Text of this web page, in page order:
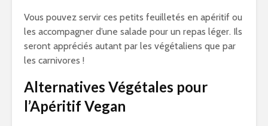
Vous pouvez servir ces petits feuilletés en apéritif ou
les accompagner d’une salade pour un repas léger. Ils
seront appréciés autant par les végétaliens que par
les carnivores !
Alternatives Végétales pour
l’Apéritif Vegan